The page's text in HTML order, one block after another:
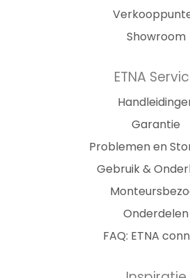
Showroom
ETNA
Garantie
Problemen en
Gebruik &
Onderdelen
FAQ: ETNA